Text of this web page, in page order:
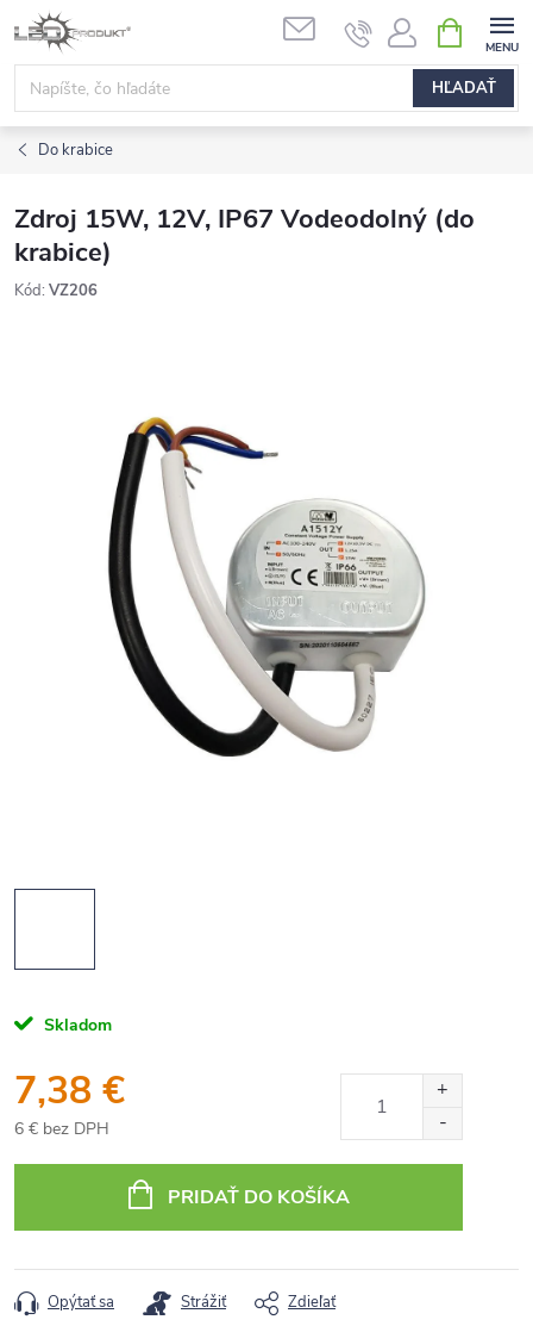
Prejsť
na
obsah
HĽADAŤ
KOŠÍK
Do krabice
Zdroj 15W, 12V, IP67 Vodeodolný (do
krabice)
Kód: VZ206
Skladom
7,38 €
6 € bez DPH
cena:
PRIDAŤ DO KOŠÍKA
Opýtať sa Strážiť Zdieľať